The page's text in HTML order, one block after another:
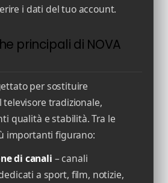
i dati del tuo account.
principali di NOVA
per sostituire
tradizionale,
qualità e stabilità. Tra le
importanti figurano:
di canali – canali
a sport, film, notizie,